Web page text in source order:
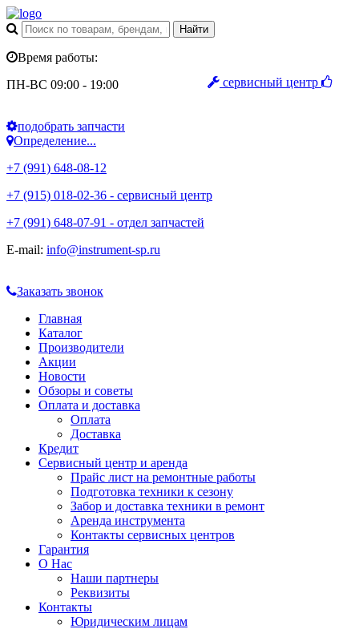
сервисный центр
Время работы:
ПН-ВС 09:00 - 19:00
подобрать запчасти
Определение...
+7 (991) 648-08-12
+7 (915) 018-02-36 - сервисный центр
+7 (991) 648-07-91 - отдел запчастей
E-mail: info@instrument-sp.ru
Заказать звонок
Главная
Каталог
Производители
Акции
Новости
Обзоры и советы
Оплата и доставка
Оплата
Доставка
Кредит
Сервисный центр и аренда
Прайс лист на ремонтные работы
Подготовка техники к сезону
Забор и доставка техники в ремонт
Аренда инструмента
Контакты сервисных центров
Гарантия
О Нас
Наши партнеры
Реквизиты
Контакты
Юридическим лицам